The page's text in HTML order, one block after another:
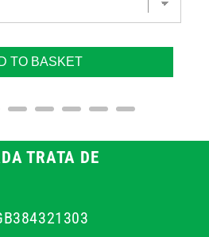
TO BASKET
TRATA DE